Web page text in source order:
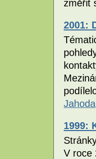
změřit
2001:
Jahoda
1999:
V roce